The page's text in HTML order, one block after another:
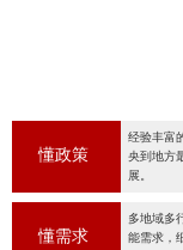
懂政策
经验丰富
央到地方
展。
懂需求
多地域多
能需求，